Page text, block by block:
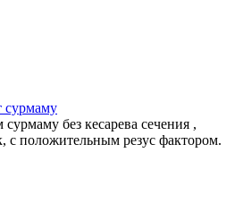
сурмаму
без кесарева сечения ,
с положительным резус фактором.